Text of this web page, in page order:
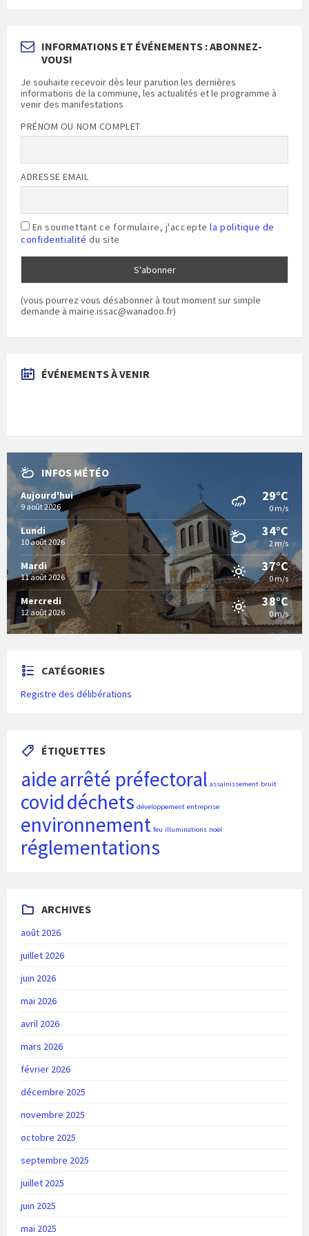
INFORMATIONS ET ÉVÉNEMENTS : ABONNEZ-
VOUS!
Je souhaite recevoir dès leur parution les dernières
informations de la commune, les actualités et le programme à
venir des manifestations
PRÉNOM OU NOM COMPLET
ADRESSE EMAIL
En soumettant ce formulaire, j'acceptela politique de
confidentialité du site
(vous pourrez vous désabonner à tout moment sur simple
demande à mairie.issac@wanadoo.fr)
ÉVÉNEMENTS À VENIR
INFOS MÉTÉO
Aujourd'hui
9 août 2026
29°C
0 m/s
Lundi
10 août 2026
34°C
2 m/s
Mardi
11 août 2026
37°C
0 m/s
Mercredi
12 août 2026
38°C
0 m/s
CATÉGORIES
Registre des délibérations
ÉTIQUETTES
aidearrêté préfectoral assainissement bruit
coviddéchets développement entreprise
environnement feu illuminations noël
réglementations
ARCHIVES
août 2026
juillet 2026
juin 2026
mai 2026
avril 2026
mars 2026
février 2026
décembre 2025
novembre 2025
octobre 2025
septembre 2025
juillet 2025
juin 2025
mai 2025